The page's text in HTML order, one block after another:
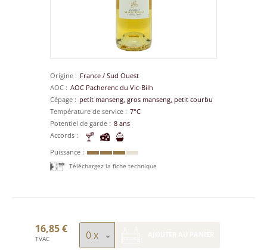
Origine France / Sud Ouest
AOC
AOC Pacherenc du Vic-Bilh
Cépage
petit manseng, gros manseng, petit courbu
Température de service
7°C
Potentiel de garde
8 ans
Accords
Puissance
Téléchargez la fiche technique
16,85 €
TVAC